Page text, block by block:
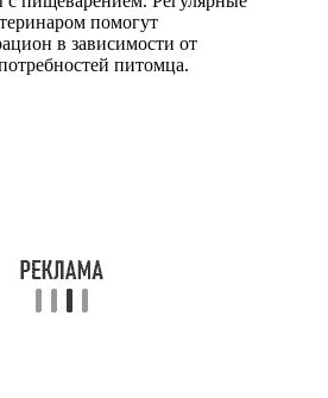
помогут
в зависимости от
питомца.